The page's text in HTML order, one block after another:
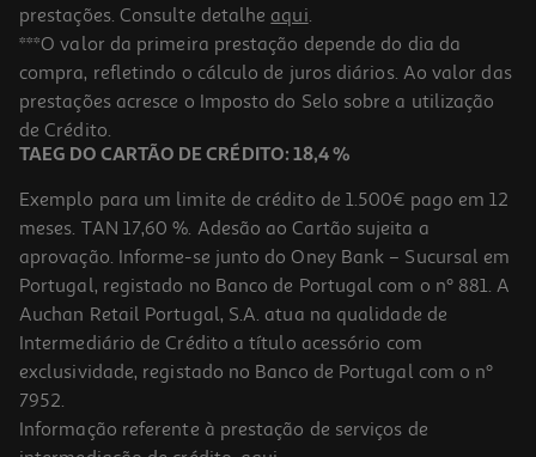
Almofada Algodão Actuel Limão 45x45cm
9.99 €/un
9,99 €
prestações. Consulte detalhe aqui.
***O valor da primeira prestação depende do dia da
compra, refletindo o cálculo de juros diários. Ao valor das
prestações acresce o Imposto do Selo sobre a utilização
de Crédito.
TAEG DO CARTÃO DE CRÉDITO: 18,4 %
Exemplo para um limite de crédito de 1.500€ pago em 12
meses. TAN 17,60 %. Adesão ao Cartão sujeita a
aprovação. Informe-se junto do Oney Bank – Sucursal em
Portugal, registado no Banco de Portugal com o nº 881. A
Auchan Retail Portugal, S.A. atua na qualidade de
Intermediário de Crédito a título acessório com
exclusividade, registado no Banco de Portugal com o nº
7952.
Informação referente à prestação de serviços de